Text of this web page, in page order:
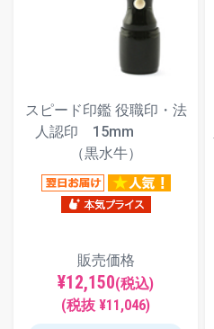
スピード印鑑 役職印・法
人認印 15mm
（黒水牛）
販売価格
¥12,150(税込)
(税抜 ¥11,046)